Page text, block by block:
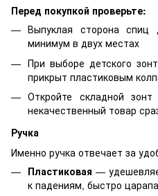
Перед покупкой проверьте:
Выпуклая сторона спиц
минимум в двух местах
При выборе детского
прикрыт пластиковым
Откройте складной
некачественный товар
Ручка
Именно ручка отвечает за
Пластиковая —
к падениям, быстро